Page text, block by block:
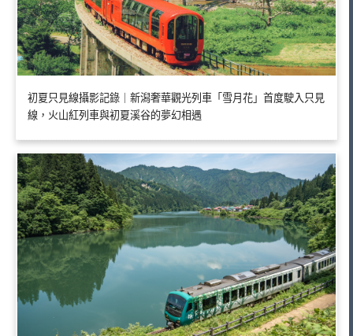
初夏只見線攝影記錄｜新潟奢華觀光列車「雪月花」首度駛入只見
線，火山紅列車與初夏溪谷的夢幻相遇